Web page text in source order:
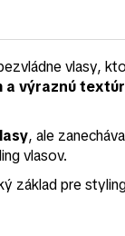
vlasy,
a výraznú
, ale
vlasov.
základ pre